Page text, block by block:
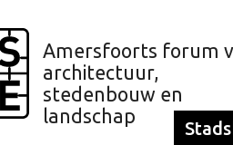
Amersfoorts forum
architectuur,
stedenbouw en
landschap